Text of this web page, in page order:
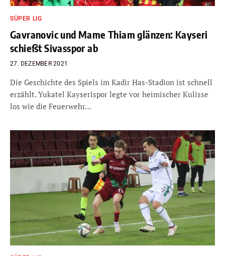
SÜPER LIG
Gavranovic und Mame Thiam glänzen: Kayseri
schießt Sivasspor ab
27. DEZEMBER 2021
Die Geschichte des Spiels im Kadir Has-Stadion ist schnell
erzählt. Yukatel Kayserispor legte vor heimischer Kulisse
los wie die Feuerwehr…